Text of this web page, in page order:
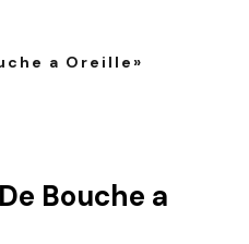
a Oreille»
Bouche a